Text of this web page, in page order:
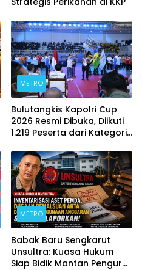
METRO
Bulutangkis Kapolri Cup
2026 Resmi Dibuka, Diikuti
1.219 Peserta dari Kategori
METRO
Babak Baru Sengkarut
Unsultra: Kuasa Hukum
Siap Bidik Mantan Pengurus